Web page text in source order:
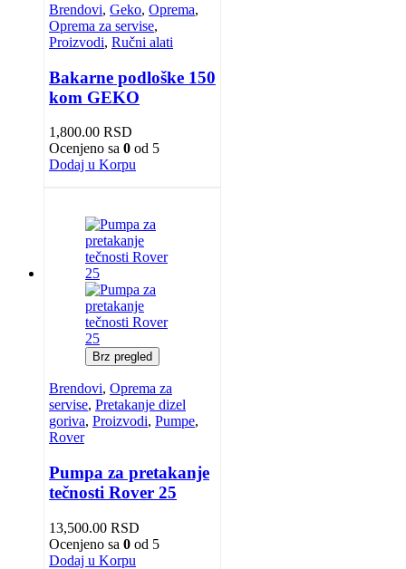
Brendovi, Geko, Oprema,
Oprema za servise,
Proizvodi, Ručni alati
Bakarne podloške 150
kom GEKO
1,800.00 RSD
Ocenjeno sa 0 od 5
Dodaj u Korpu
Brz pregled
Brendovi, Oprema za
servise, Pretakanje dizel
goriva, Proizvodi, Pumpe,
Rover
Pumpa za pretakanje
tečnosti Rover 25
13,500.00 RSD
Ocenjeno sa 0 od 5
Dodaj u Korpu